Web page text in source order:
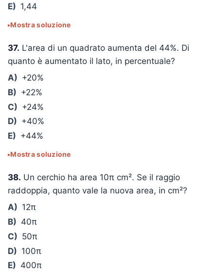
E) 1,44
Mostra soluzione
37. L'area di un quadrato aumenta del 44%. Di
quanto è aumentato il lato, in percentuale?
A) +20%
B) +22%
C) +24%
D) +40%
E) +44%
Mostra soluzione
38. Un cerchio ha area 10π cm². Se il raggio
raddoppia, quanto vale la nuova area, in cm²?
A) 12π
B) 40π
C) 50π
D) 100π
E) 400π